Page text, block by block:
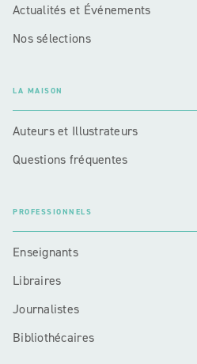
Actualités et Événements
Nos sélections
LA MAISON
Auteurs et Illustrateurs
Questions fréquentes
PROFESSIONNELS
Enseignants
Libraires
Journalistes
Bibliothécaires